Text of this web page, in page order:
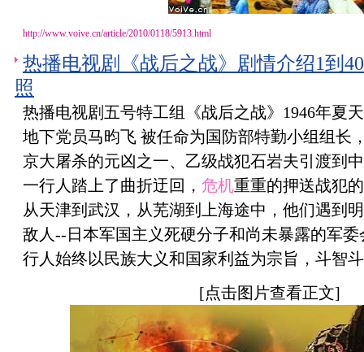
http://www.voive.cn/article/2010/0118/5913.html
热播电视剧《战后之战》剧情介绍1到
照
热播电视剧五号特工组《战后之战》1946年夏
地下党员马昀飞 被任命为国防部特勤小组组长
京大屠杀的元凶之一、乙级战犯石岩夫引渡到
一行人踏上了曲折迂回， 危机重重的押送战犯
从天津到武汉，从芜湖到上海途中，他们遇到
敌人--日本军国主义死硬分子和尚未暴露的军
行人始终以民族大义和国家利益为宗旨，斗智
[点击图片查看正文]